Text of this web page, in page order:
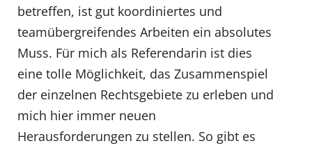
betreffen, ist gut koordiniertes und
teamübergreifendes Arbeiten ein absolutes
Muss. Für mich als Referendarin ist dies
eine tolle Möglichkeit, das Zusammenspiel
der einzelnen Rechtsgebiete zu erleben und
mich hier immer neuen
Herausforderungen zu stellen. So gibt es